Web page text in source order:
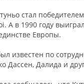
стал
А в 1990 году
Европы.
известен по
Дассен, Далида и